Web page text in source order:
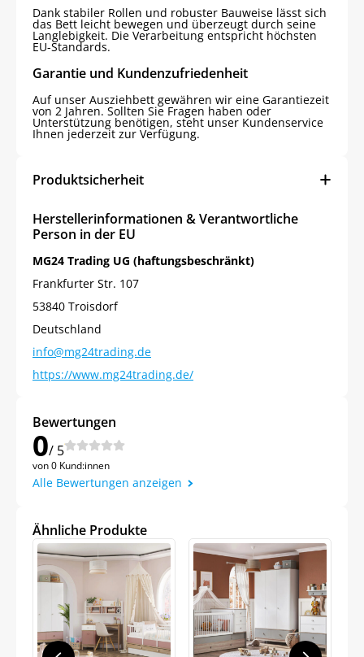
Dank stabiler Rollen und robuster Bauweise lässt sich
das Bett leicht bewegen und überzeugt durch seine
Langlebigkeit. Die Verarbeitung entspricht höchsten
EU-Standards.
Garantie und Kundenzufriedenheit
Auf unser Ausziehbett gewähren wir eine Garantiezeit
von 2 Jahren. Sollten Sie Fragen haben oder
Unterstützung benötigen, steht unser Kundenservice
Ihnen jederzeit zur Verfügung.
Produktsicherheit
Herstellerinformationen & Verantwortliche
Person in der EU
MG24 Trading UG (haftungsbeschränkt)
Frankfurter Str. 107
53840 Troisdorf
Deutschland
info@mg24trading.de
https://www.mg24trading.de/
Bewertungen
0/ 5
von 0 Kund:innen
Alle Bewertungen anzeigen
Ähnliche Produkte
Jetzt5% Rabatt